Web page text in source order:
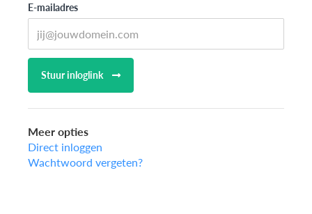
E-mailadres
Stuur inloglink
Meer opties
Direct inloggen
Wachtwoord vergeten?